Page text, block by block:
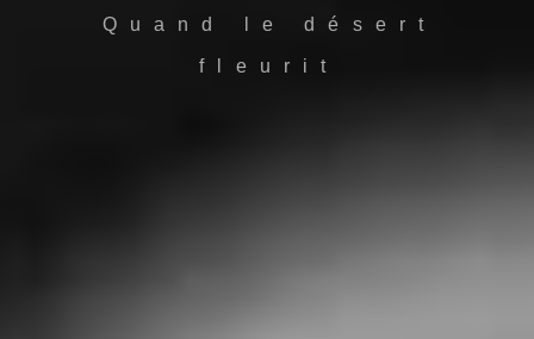
Quand le désert
fleurit